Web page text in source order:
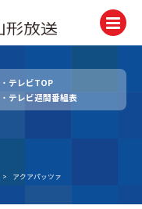
テレビTOP
テレビ週間番組表
> アクアパッツァ